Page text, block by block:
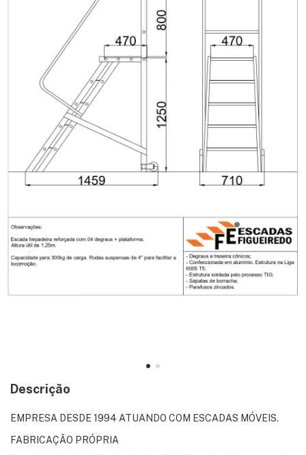
Descrição
EMPRESA DESDE 1994 ATUANDO COM ESCADAS MÓVEIS.
FABRICAÇÃO PRÓPRIA